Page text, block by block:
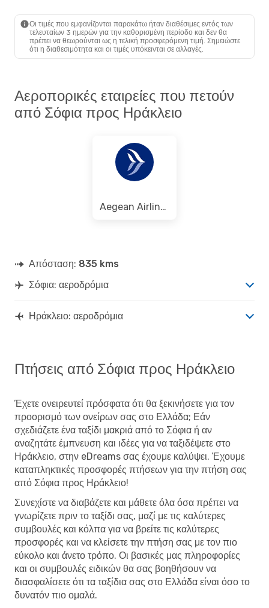
- SOF
Οι τιμές που εμφανίζονται παρακάτω ήταν διαθέσιμες εντός των
τελευταίων 3 ημερών για την καθορισμένη περίοδο και δεν θα
πρέπει να θεωρούνται ως η τελική προσφερόμενη τιμή. Σημειώστε
ότι η διαθεσιμότητα και οι τιμές υπόκεινται σε αλλαγές.
Αεροπορικές εταιρείες που πετούν
από Σόφια προς Ηράκλειο
Aegean Airlines
Απόσταση: 835 kms
Σόφια: αεροδρόμια
Ηράκλειο: αεροδρόμια
Πτήσεις από Σόφια προς Ηράκλειο
Έχετε ονειρευτεί πρόσφατα ότι θα ξεκινήσετε για τον
προορισμό των ονείρων σας στο Ελλάδα; Εάν
σχεδιάζετε ένα ταξίδι μακριά από το Σόφια ή αν
αναζητάτε έμπνευση και ιδέες για να ταξιδέψετε στο
Ηράκλειο, στην eDreams σας έχουμε καλύψει. Έχουμε
καταπληκτικές προσφορές πτήσεων για την πτήση σας
από Σόφια προς Ηράκλειο!
Συνεχίστε να διαβάζετε και μάθετε όλα όσα πρέπει να
γνωρίζετε πριν το ταξίδι σας, μαζί με τις καλύτερες
συμβουλές και κόλπα για να βρείτε τις καλύτερες
προσφορές και να κλείσετε την πτήση σας με τον πιο
εύκολο και άνετο τρόπο. Οι βασικές μας πληροφορίες
και οι συμβουλές ειδικών θα σας βοηθήσουν να
διασφαλίσετε ότι τα ταξίδια σας στο Ελλάδα είναι όσο το
δυνατόν πιο ομαλά.